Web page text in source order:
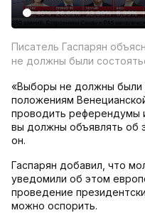
Писатель Гаспарян
не должны были
«Выборы не должны были
положениям
проводить референдумы
вы должны объявлять об
он.
Гаспарян добавил, что
уведомили об этом
проведение
можно оспорить.